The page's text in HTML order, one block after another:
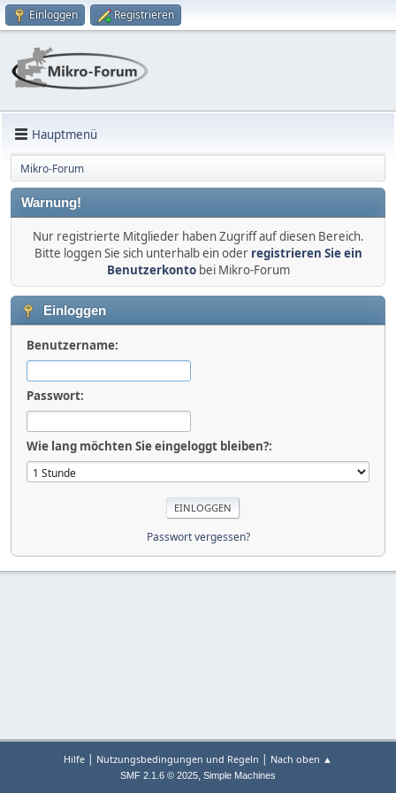
Einloggen Registrieren
Hauptmenü
Mikro-Forum
Warnung!
Nur registrierte Mitglieder haben Zugriff auf diesen Bereich.
Bitte loggen Sie sich unterhalb ein oder registrieren Sie ein
Benutzerkontobei Mikro-Forum
Einloggen
Benutzername:
Passwort:
Wie lang möchten Sie eingeloggt bleiben?:
Passwort vergessen?
Hilfe | Nutzungsbedingungen und Regeln | Nach oben ▲
SMF 2.1.6 © 2025, Simple Machines